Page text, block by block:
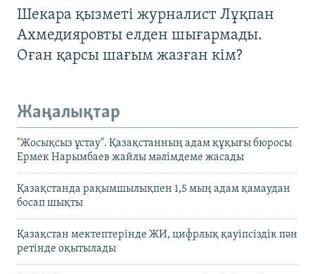
Шекара қызметі журналист Лұқпан
Ахмедияровты елден шығармады.
Оған қарсы шағым жазған кім?
Жаңалықтар
"Жосықсыз ұстау". Қазақстанның адам құқығы бюросы
Ермек Нарымбаев жайлы мәлімдеме жасады
Қазақстанда рақымшылықпен 1,5 мың адам қамаудан
босап шықты
Қазақстан мектептерінде ЖИ, цифрлық қауіпсіздік пән
ретінде оқытылады